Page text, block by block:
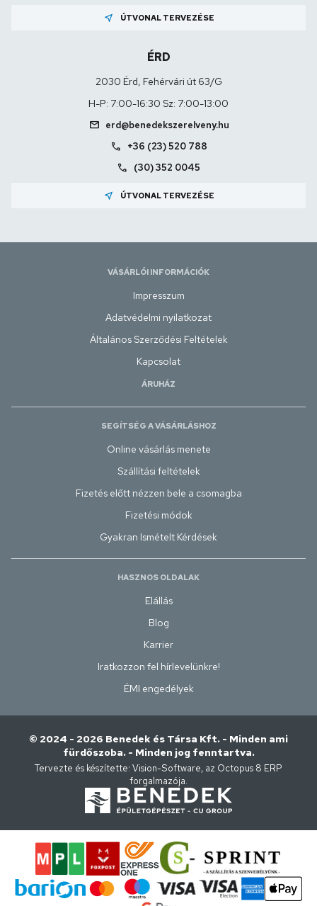
near_me ÚTVONAL TERVEZÉSE
ÉRD
2030 Érd, Fehérvári út 63/G
H-P: 7:00-16:30 Sz: 7:00-13:00
mail erd@benedekszerelveny.hu
call +36 (23) 520 788
call (30) 352 0045
near_me ÚTVONAL TERVEZÉSE
VÁSÁRLÓI INFORMÁCIÓK
Impresszum
Adatvédelmi nyilatkozat
Általános Szerződési Feltételek
Kapcsolat
ÁRUHÁZ
SEGÍTSÉG A VÁSÁRLÁSHOZ
Online vásárlás menete
Szállítási feltételek
Fizetés előtt nézzen bele a csomagba
Fizetési módok
Gyakran Ismételt Kérdések
HASZNOS OLDALAK
Elállás
Blog
Karrier
Iratkozzon fel hírlevelünkre!
ÉMI engedélyek
© 2024 - 2026 Benedek és Társa Kft. - Minden ami
fürdőszoba. - Minden jog fenntartva.
Tervezte és készítette: Vision-Software, az Octopus 8 ERP
forgalmazója.